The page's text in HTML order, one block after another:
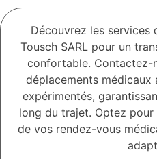
Découvrez les services
Tousch SARL pour un
confortable. Contactez-
déplacements médicaux
expérimentés,
long du trajet. Optez pour
de vos rendez-vous